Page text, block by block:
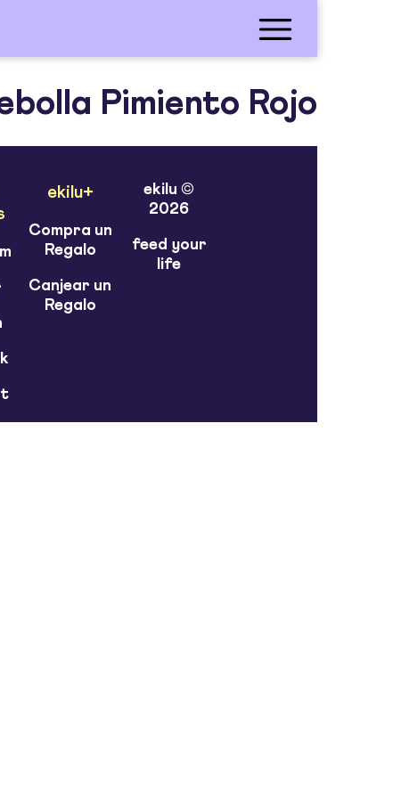
Pimiento Rojo
ekilu+
Compra un
Regalo
Canjear un
Regalo
ekilu ©
2026
feed your
life